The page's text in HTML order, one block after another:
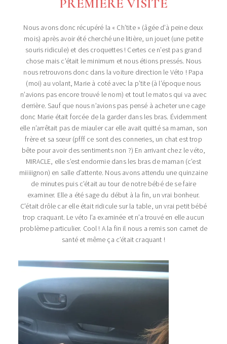
Nous avons donc récupéré la « Ch’tite » (âgée d’à peine deux
mois) après avoir été cherché une litière, un jouet (une petite
souris ridicule) et des croquettes ! Certes ce n’est pas grand
chose mais c’était le minimum et nous étions pressés. Nous
nous retrouvons donc dans la voiture direction le Véto ! Papa
(moi) au volant, Marie à coté avec la p’tite (à l’époque nous
n’avions pas encore trouvé le nom) et tout le matos qui va avec
derrière. Sauf que nous n’avions pas pensé à acheter une cage
donc Marie était forcée de la garder dans les bras. Évidemment
elle n’arrêtait pas de miauler car elle avait quitté sa maman, son
frère et sa sœur (pfff ce sont des conneries, un chat est trop
bête pour avoir des sentiments non ?) En arrivant chez le véto,
MIRACLE, elle s’est endormie dans les bras de maman (c’est
miiiiignon) en salle d’attente. Nous avons attendu une quinzaine
de minutes puis c’était au tour de notre bébé de se faire
examiner. Elle a été sage du début à la fin, un vrai bonheur.
C’était drôle car elle était ridicule sur la table, un vrai petit bébé
trop craquant. Le véto l’a examinée et n’a trouvé en elle aucun
problème particulier. Cool ! A la fin il nous a remis son carnet de
santé et même ça c’était craquant !